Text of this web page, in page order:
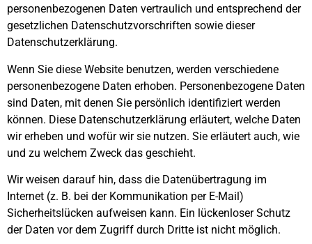
personenbezogenen Daten vertraulich und entsprechend der
gesetzlichen Datenschutzvorschriften sowie dieser
Datenschutzerklärung.
Wenn Sie diese Website benutzen, werden verschiedene
personenbezogene Daten erhoben. Personenbezogene Daten
sind Daten, mit denen Sie persönlich identifiziert werden
können. Diese Datenschutzerklärung erläutert, welche Daten
wir erheben und wofür wir sie nutzen. Sie erläutert auch, wie
und zu welchem Zweck das geschieht.
Wir weisen darauf hin, dass die Datenübertragung im
Internet (z. B. bei der Kommunikation per E-Mail)
Sicherheitslücken aufweisen kann. Ein lückenloser Schutz
der Daten vor dem Zugriff durch Dritte ist nicht möglich.